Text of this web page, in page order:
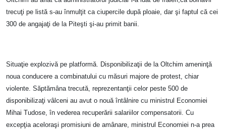
trecuţi pe listă s-au înmulţit ca ciupercile după ploaie, dar şi faptul că cei
300 de angajaţi de la Piteşti şi-au primit banii.
Situaţie explozivă pe platformă. Disponibilizaţii de la Oltchim ameninţă
noua conducere a combinatului cu măsuri majore de protest, chiar
violente. Săptămâna trecută, reprezentanţii celor peste 500 de
disponibilizaţi vâlceni au avut o nouă întâlnire cu ministrul Economiei
Mihai Tudose, în vederea recuperării salariilor compensatorii. Cu
excepţia aceloraşi promisiuni de amânare, ministrul Economiei n-a prea